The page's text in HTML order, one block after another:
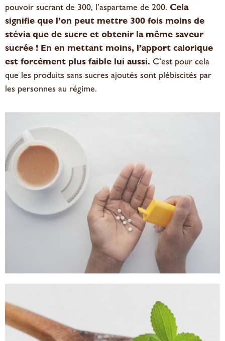
pouvoir sucrant de 300, l’aspartame de 200. Cela
signifie que l’on peut mettre 300 fois moins de
stévia que de sucre et obtenir la même saveur
sucrée ! En en mettant moins, l’apport calorique
est forcément plus faible lui aussi. C’est pour cela
que les produits sans sucres ajoutés sont plébiscités par
les personnes au régime.